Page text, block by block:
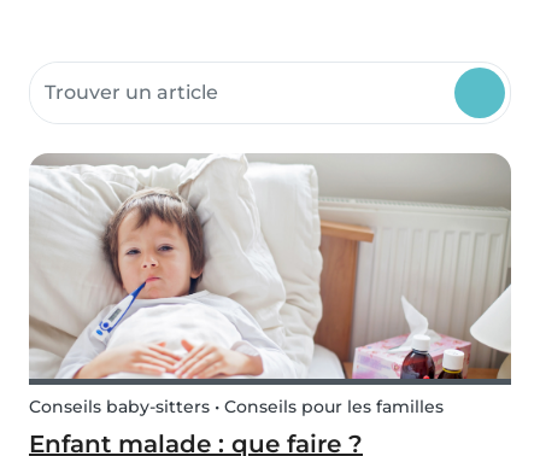
Rechercher dans les ressources communautaires
Conseils baby-sitters • Conseils pour les familles
Enfant malade : que faire ?